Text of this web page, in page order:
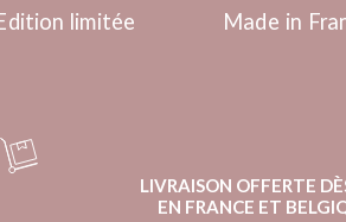
limitée Made in
LIVRAISON OFFERTE
EN FRANCE ET